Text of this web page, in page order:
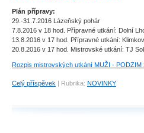
Plán přípravy:
29.-31.7.2016 Lázeňský pohár
7.8.2016 v 18 hod. Přípravné utkání: Dolní
13.8.2016 v 17 hod. Přípravné utkání:
20.8.2016 v 17 hod. Mistrovské utkání: TJ
Rozpis mistrovských utkání MUŽI - PODZIM
Celý příspěvek | Rubrika: NOVINKY